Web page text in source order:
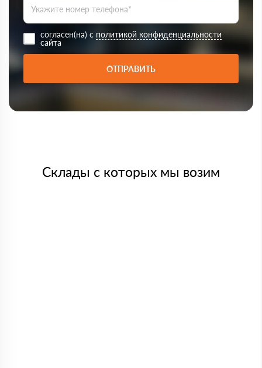
согласен(на) с политикой конфиденциальности
сайта
ОТПРАВИТЬ
Склады с которых мы возим